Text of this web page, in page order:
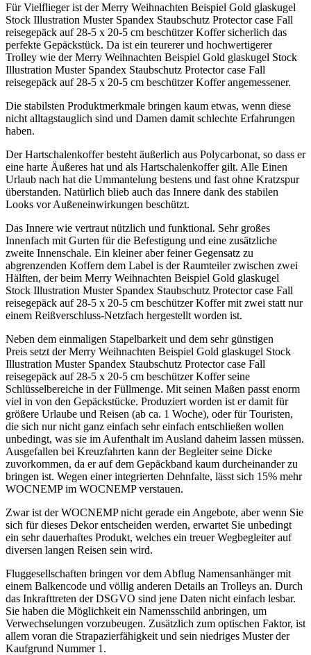
Für Vielflieger ist der Merry Weihnachten Beispiel Gold glaskugel
Stock Illustration Muster Spandex Staubschutz Protector case Fall
reisegepäck auf 28-5 x 20-5 cm beschützer Koffer sicherlich das
perfekte Gepäckstück. Da ist ein teurerer und hochwertigerer
Trolley wie der Merry Weihnachten Beispiel Gold glaskugel Stock
Illustration Muster Spandex Staubschutz Protector case Fall
reisegepäck auf 28-5 x 20-5 cm beschützer Koffer angemessener.
Die stabilsten Produktmerkmale bringen kaum etwas, wenn diese
nicht alltagstauglich sind und Damen damit schlechte Erfahrungen
haben.
Der Hartschalenkoffer besteht äußerlich aus Polycarbonat, so dass er
eine harte Äußeres hat und als Hartschalenkoffer gilt. Alle Einen
Urlaub nach hat die Ummantelung bestens und fast ohne Kratzspur
überstanden. Natürlich blieb auch das Innere dank des stabilen
Looks vor Außeneinwirkungen beschützt.
Das Innere wie vertraut nützlich und funktional. Sehr großes
Innenfach mit Gurten für die Befestigung und eine zusätzliche
zweite Innenschale. Ein kleiner aber feiner Gegensatz zu
abgrenzenden Koffern dem Label is der Raumteiler zwischen zwei
Hälften, der beim Merry Weihnachten Beispiel Gold glaskugel
Stock Illustration Muster Spandex Staubschutz Protector case Fall
reisegepäck auf 28-5 x 20-5 cm beschützer Koffer mit zwei statt nur
einem Reißverschluss-Netzfach hergestellt worden ist.
Neben dem einmaligen Stapelbarkeit und dem sehr günstigen
Preis setzt der Merry Weihnachten Beispiel Gold glaskugel Stock
Illustration Muster Spandex Staubschutz Protector case Fall
reisegepäck auf 28-5 x 20-5 cm beschützer Koffer seine
Schlüsselbereiche in der Füllmenge. Mit seinen Maßen passt enorm
viel in von den Gepäckstücke. Produziert worden ist er damit für
größere Urlaube und Reisen (ab ca. 1 Woche), oder für Touristen,
die sich nur nicht ganz einfach sehr einfach entschließen wollen
unbedingt, was sie im Aufenthalt im Ausland daheim lassen müssen.
Ausgefallen bei Kreuzfahrten kann der Begleiter seine Dicke
zuvorkommen, da er auf dem Gepäckband kaum durcheinander zu
bringen ist. Wegen einer integrierten Dehnfalte, lässt sich 15% mehr
WOCNEMP im WOCNEMP verstauen.
Zwar ist der WOCNEMP nicht gerade ein Angebote, aber wenn Sie
sich für dieses Dekor entscheiden werden, erwartet Sie unbedingt
ein sehr dauerhaftes Produkt, welches ein treuer Wegbegleiter auf
diversen langen Reisen sein wird.
Fluggesellschaften bringen vor dem Abflug Namensanhänger mit
einem Balkencode und völlig anderen Details an Trolleys an. Durch
das Inkrafttreten der DSGVO sind jene Daten nicht einfach lesbar.
Sie haben die Möglichkeit ein Namensschild anbringen, um
Verwechselungen vorzubeugen. Zusätzlich zum optischen Faktor, ist
allem voran die Strapazierfähigkeit und sein niedriges Muster der
Kaufgrund Nummer 1.